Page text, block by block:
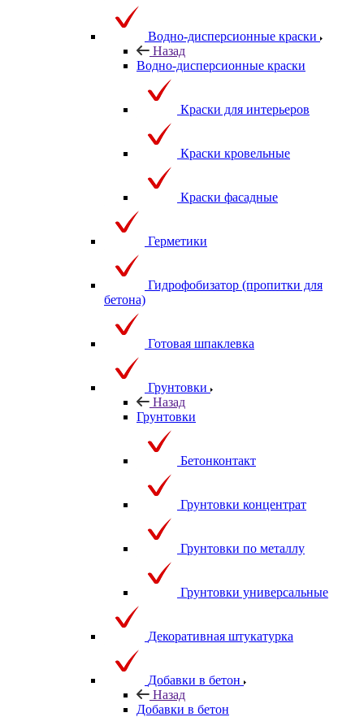
Водно-дисперсионные краски
Назад
Водно-дисперсионные краски
Краски для интерьеров
Краски кровельные
Краски фасадные
Герметики
Гидрофобизатор (пропитки для
бетона)
Готовая шпаклевка
Грунтовки
Назад
Грунтовки
Бетонконтакт
Грунтовки концентрат
Грунтовки по металлу
Грунтовки универсальные
Декоративная штукатурка
Добавки в бетон
Назад
Добавки в бетон